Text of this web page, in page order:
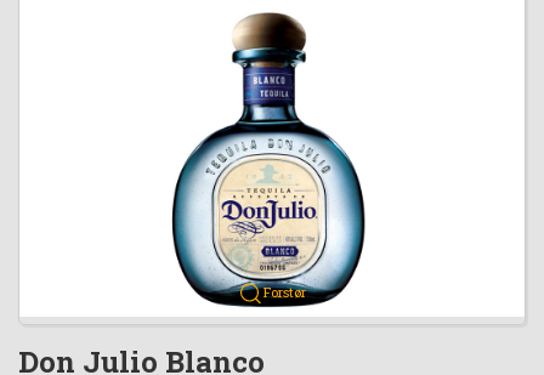
Forstør
Don Julio Blanco